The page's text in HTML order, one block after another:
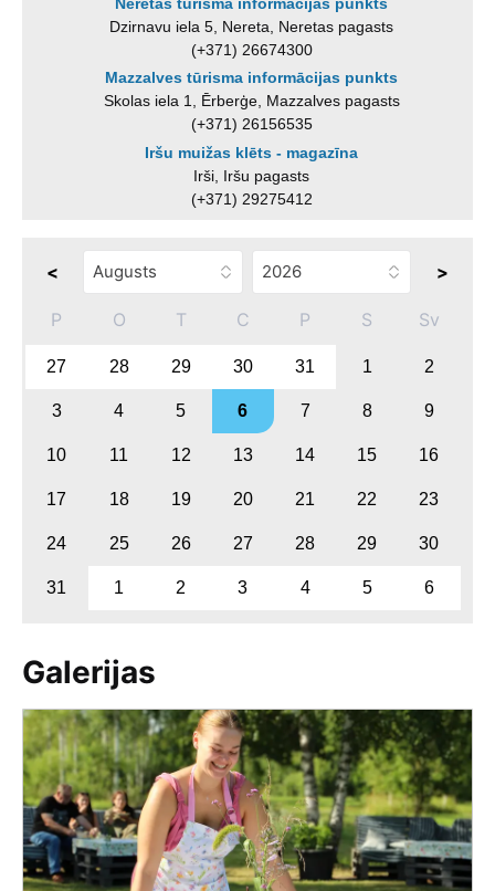
Dzirnavu iela 5, Nereta, Neretas pagasts
(+371) 26674300
Mazzalves tūrisma informācijas punkts
Skolas iela 1, Ērberģe, Mazzalves pagasts
(+371) 26156535
Iršu muižas klēts - magazīna
Irši, Iršu pagasts
(+371) 29275412
< >
P O T C P S Sv
27 28 29 30 31 1 2
3 4 5 6 7 8 9
10 11 12 13 14 15 16
17 18 19 20 21 22 23
24 25 26 27 28 29 30
31 1 2 3 4 5 6
Galerijas